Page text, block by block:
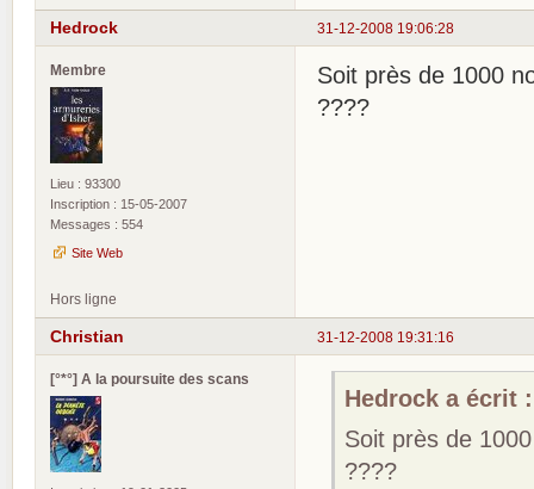
31-12-2008 19:06:28
Hedrock
Membre
Lieu : 93300
Inscription : 15-05-2007
Messages : 554
Site Web
Soit près de 1000
????
Hors ligne
31-12-2008 19:31:16
Christian
[°*°] A la poursuite des scans
Hedrock a écrit :
Soit près de
????